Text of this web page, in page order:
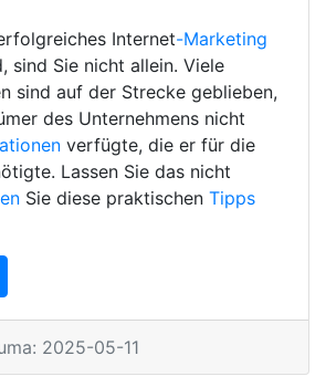
Internet-Marketing
sind Sie nicht allein. Viele
sind auf der Strecke geblieben,
des Unternehmens nicht
verfügte, die er für die
Lassen Sie das nicht
Sie diese praktischen Tipps
2025-05-11